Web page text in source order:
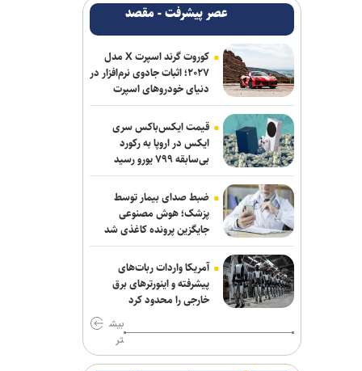
عصر پیشرفت - مقصد
کوروت گرند اسپرت X مدل
۲۰۲۷؛ اثبات جادوی نرم‌افزار در
دنیای خودروهای اسپرت
قیمت ایکس‌باکس سری
ایکس در اروپا به رکورد
بی‌سابقه ۷۹۹ یورو رسید
ضبط صدای بیمار توسط
پزشک؛ هوش مصنوعی
جایگزین پرونده کاغذی شد
آمریکا واردات ربات‌های
پیشرفته و اینورترهای برق
خارجی را محدود کرد
بیش
تر